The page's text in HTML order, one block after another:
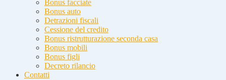
Bonus facciate
Bonus auto
Detrazioni fiscali
Cessione del credito
Bonus ristrutturazione seconda casa
Bonus mobili
Bonus figli
Decreto rilancio
Contatti